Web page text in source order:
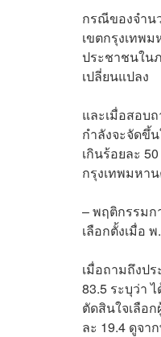
กรณีของจำน
เขตกรุงเทพ
ประชาชนใน
เปลี่ยนแปลง
และเมื่อสอบ
กำลังจะจัดขึ้
เกินร้อยละ
กรุงเทพมหา
– พฤติกรรมก
เลือกตั้งเมื่อ
เมื่อถามถึงป
83.5 ระบุว่า
ตัดสินใจเลือ
ละ 19.4 ดูจ